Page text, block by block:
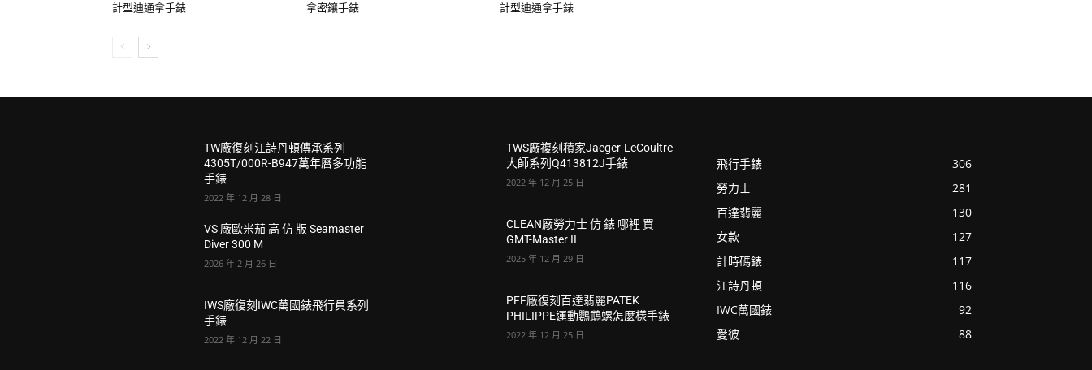
計型迪通拿手錶
拿密鑲手錶
計型迪通拿手錶
TW廠復刻江詩丹頓傳承系列
4305T/000R-B947萬年曆多功能
手錶
2022 年 12 月 28 日
VS 廠歐米茄 高 仿 版 Seamaster
Diver 300 M
2026 年 2 月 26 日
IWS廠復刻IWC萬國錶飛行員系列
手錶
2022 年 12 月 22 日
TWS廠複刻積家Jaeger-LeCoultre
大師系列Q413812J手錶
2022 年 12 月 25 日
CLEAN廠勞力士 仿 錶 哪裡 買
GMT-Master II
2025 年 12 月 29 日
PFF廠復刻百達翡麗PATEK
PHILIPPE運動鸚鵡螺怎麼樣手錶
2022 年 12 月 25 日
飛行手錶
306
勞力士
281
百達翡麗
130
女款
127
計時碼錶
117
江詩丹頓
116
IWC萬國錶
92
愛彼
88